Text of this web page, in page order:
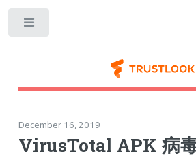
December 16, 2019
VirusTotal APK 病